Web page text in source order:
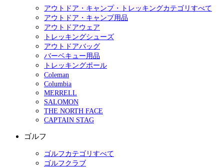
アウトドア・キャンプ・トレッキングカテゴリすべて
アウトドア・キャンプ用品
アウトドアウェア
トレッキングシューズ
アウトドアバッグ
バーベキュー用品
トレッキングポール
Coleman
Columbia
MERRELL
SALOMON
THE NORTH FACE
CAPTAIN STAG
ゴルフ
ゴルフカテゴリすべて
ゴルフクラブ